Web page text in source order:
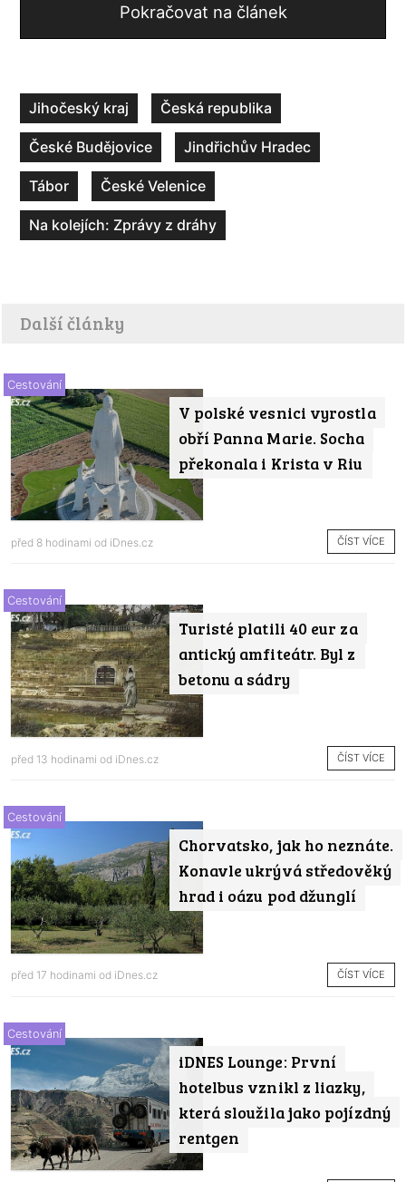
Pokračovat na článek
Jihočeský kraj Česká republika
České Budějovice Jindřichův Hradec
Tábor České Velenice
Na kolejích: Zprávy z dráhy
Další články
V polské vesnici vyrostla
obří Panna Marie. Socha
překonala i Krista v Riu
Cestování
před 8 hodinami od iDnes.cz ČÍST VÍCE
Turisté platili 40 eur za
antický amfiteátr. Byl z
betonu a sádry
Cestování
před 13 hodinami od iDnes.cz ČÍST VÍCE
Chorvatsko, jak ho neznáte.
Konavle ukrývá středověký
hrad i oázu pod džunglí
Cestování
před 17 hodinami od iDnes.cz ČÍST VÍCE
iDNES Lounge: První
hotelbus vznikl z liazky,
která sloužila jako pojízdný
rentgen
Cestování